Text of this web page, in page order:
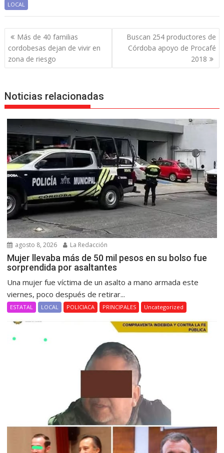
LOCAL
Navegación
de
entradas
Más de 40 familias
cordobesas dejan de vivir en
zona de riesgo
Buscan 254 productores de
Córdoba apoyo de Procafé
2018
Noticias relacionadas
agosto 8, 2026 La Redacción
Mujer llevaba más de 50 mil pesos en su bolso fue
sorprendida por asaltantes
Una mujer fue víctima de un asalto a mano armada este
viernes, poco después de retirar...
ESTATAL LOCAL POLICIACA PRINCIPALES Uncategorized